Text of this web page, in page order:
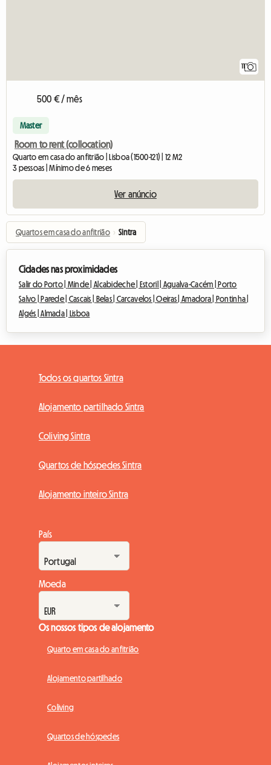
11
500 € / mês
Master
Room to rent (collocation)
Quarto em casa do anfitrião | Lisboa (1500-121) | 12 M2
3 pessoas | Mínimo de 6 meses
Ver anúncio
Quartos em casa do anfitrião › Sintra
Cidades nas proximidades
Salir do Porto | Minde |Alcabideche | Estoril | Agualva-Cacém |
Porto
Salvo |
Parede | Cascais | Belas | Carcavelos |Oeiras |Amadora |
Pontinha |
Algés |Almada | Lisboa
Todos os quartos Sintra
Alojamento partilhado Sintra
Coliving Sintra
Quartos de hóspedes Sintra
Alojamento inteiro Sintra
País
Moeda
Os nossos tipos de alojamento
Quarto em casa do anfitrião
Alojamento partilhado
Coliving
Quartos de hóspedes